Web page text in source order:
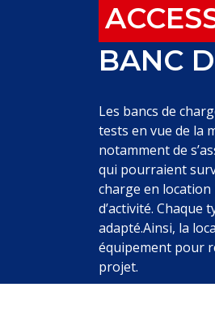
BANC
Les bancs de
tests en vue de la
notamment de
qui pourraient
charge en location
d’activité. Chaque
adapté.Ainsi, la
équipement pour
projet.